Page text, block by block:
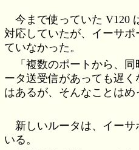
今まで使っていた V120
対応していたが、イーサ
ていなかった。
「複数のポートから、
ータ送受信があっても遅
はあるが、そんなことはめ
新しいルータは、イーサ
いる。